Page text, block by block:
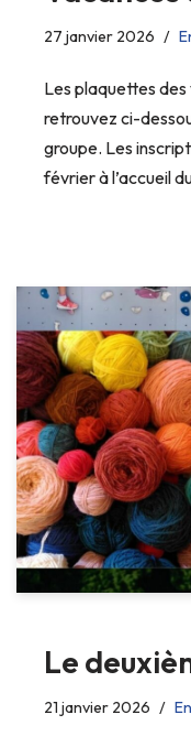
27 janvier 2026
Les plaquettes des
retrouvez ci-
groupe. Les
février à l’accueil
Le
21 janvier 2026